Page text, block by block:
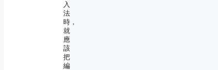
入
法
時，
就
應
該
把
編